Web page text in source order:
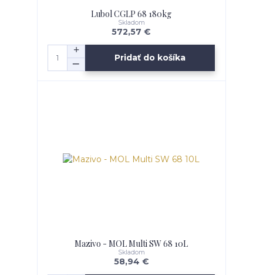
Lubol CGLP 68 180kg
572,57 €
Skladom
Pridať do košíka
Mazivo - MOL Multi SW 68 10L
58,94 €
Skladom